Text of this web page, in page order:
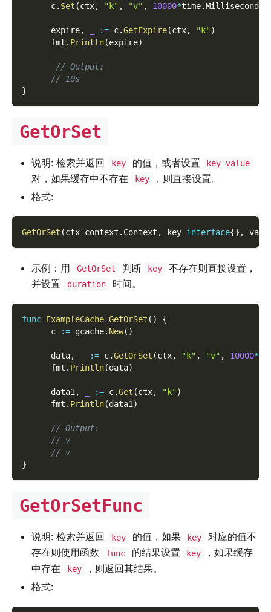
      c
. Set (ctx, "k" , "v" , 10000*time.Millisecond
      expire
, := c.GetExpire(ctx, "k")
      fmt
. Println(expire)
// Output:
// 10s
}
GetOrSet
说明: 检索并返回 key 的值，或者设置 key-value
对，如果缓存中不存在 key
，则直接设置。
格式:
GetOrSet (ctx context . Context , key interface{} ,
示例：用 GetOrSet 判断 key
不存在则直接设置，
并设置
duration 时间。
func ExampleCache_GetOrSet ( )
{
      c
:= gcache. New( )
      data
, := c.GetOrSet (ctx, "k" , "v" , 10000*
      fmt
. Println(data)
      data1
, := c.Get (ctx, "k")
      fmt
. Println(data1)
// Output:
// v
// v
}
GetOrSetFunc
说明: 检索并返回 key 的值，如果 key
对应的值不
存在则使用函数
func 的结果设置 key
，如果缓存
中存在
key
，则返回其结果。
格式: